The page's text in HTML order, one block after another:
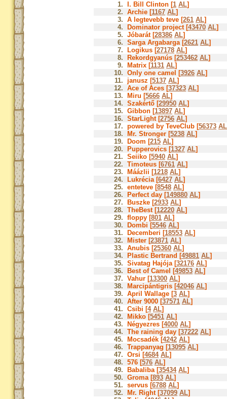
1. I. Bill Clinton [1 AL]
2. Archie [1167 AL]
3. A legtevebb teve [261 AL]
4.
Dominator project [43470 AL]
5. Jóbarát [28386 AL]
6. Sarga Argabarga [2621 AL]
7.
Logikus [27178 AL]
8.
Rekordgyanús [253462 AL]
9.
Matrix [1131 AL]
10. Only one camel [3926 AL]
11. janusz [5137 AL]
12. Ace of Aces [37323 AL]
13.
Miru [5666 AL]
14. Szakértő [29950 AL]
15. Gibbon [13897 AL]
16. StarLight [2756 AL]
17. powered by TeveClub [56373 AL
18.
Mr. Stronger [5238 AL]
19.
Doom [215 AL]
20.
Pupperovics [1327 AL]
21. Seiiko [5940 AL]
22. Timoteus [6761 AL]
23.
Máázlii [1218 AL]
24.
Lukrécia [6427 AL]
25. enteteve [8548 AL]
26.
Perfect day [149880 AL]
27.
Buszke [2933 AL]
28. TheBest [12220 AL]
29. floppy [801 AL]
30.
Dombi [5546 AL]
31.
Decemberi [18553 AL]
32.
Mister [23871 AL]
33. Anubis [25360 AL]
34.
Plastic Bertrand [49881 AL]
35. Sivatag Hajója [32176 AL]
36.
Best of Camel [49853 AL]
37. Vahur [13300 AL]
38.
Marcipántigris [42046 AL]
39. April Wallage [3 AL]
40. After 9000 [37571 AL]
41. Csibi [4 AL]
42.
Mikko [5451 AL]
43.
Négyezres [4000 AL]
44. The raining day [37222 AL]
45.
Mocsadék [4242 AL]
46. Trappanyag [13095 AL]
47. Orsi [4684 AL]
48. 576 [576 AL]
49.
Babaliba [35434 AL]
50. Groma [893 AL]
51. servus [6788 AL]
52.
Mr. Right [37099 AL]